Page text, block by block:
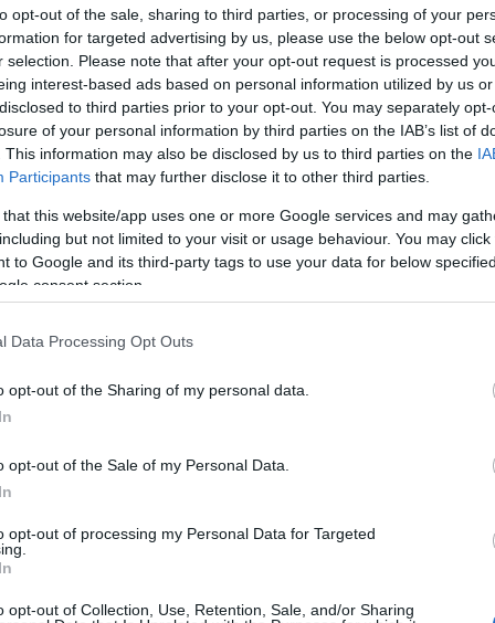
opt-out of the sale, sharing to third parties, or processing of your
for targeted advertising by us, please use the below opt-out
selection. Please note that after your opt-out request is processed
interest-based ads based on personal information utilized by us
to third parties prior to your opt-out. You may separately
of your personal information by third parties on the IAB’s list of
This information may also be disclosed by us to third parties on the
Participants that may further disclose it to other third parties.
that this website/app uses one or more Google services and may
but not limited to your visit or usage behaviour. You may
to Google and its third-party tags to use your data for below
consent section.
Data Processing Opt Outs
opt-out of the Sharing of my personal data.
opt-out of the Sale of my Personal Data.
opt-out of processing my Personal Data for Targeted
opt-out of Collection, Use, Retention, Sale, and/or Sharing
Magyar Színházi Társaság „PETHES-AGÁRDI-
17. napján 10.808 sorszám alatt
az Alapító okirat értelmében háromtagú
Gábor, Csizmadia Tibor.
ír ki szűkös anyagi körülmények
támogatására.
olyan magyar színészházaspár, amelynek
határidejéig) a harmincötödik
nyelvű színház főfoglalkozású színésze.
célját, várható időpontját, időtartamát.
mozgóképekkel kiegészített írásos beszámolót
egy házaspár kaphat meg.